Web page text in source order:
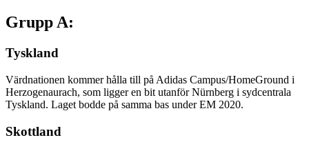
Grupp A:
Tyskland
Värdnationen kommer hålla till på Adidas Campus/HomeGround i
Herzogenaurach, som ligger en bit utanför Nürnberg i sydcentrala
Tyskland. Laget bodde på samma bas under EM 2020.
Skottland